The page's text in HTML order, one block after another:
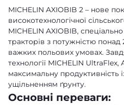
MICHELIN AXIOBIB 2 – нове
високотехнологічної
MICHELIN AXIOBIB,
тракторів з потужністю понад
важких польових умовах.
технології MICHELIN
максимальну продуктивність
ущільненням ґрунту.
Основні переваги: